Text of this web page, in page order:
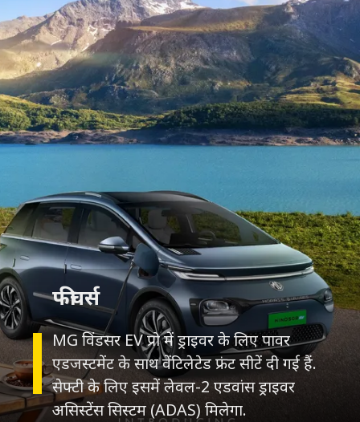
MG विंडसर EV प्रो में ड्राइवर के लिए पावर
एडजस्टमेंट के साथ वेंटिलेटेड फ्रंट सीटें दी गई हैं.
सेफ्टी के लिए इसमें लेवल-2 एडवांस ड्राइवर
असिस्टेंस सिस्टम (ADAS) मिलेगा.
फीचर्स